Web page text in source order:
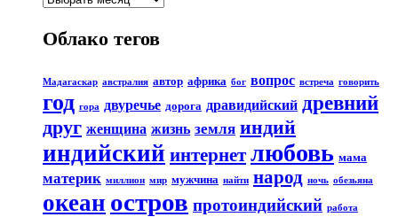
Облако тегов
Мадагаскар австралия автор африка бог вопрос встреча говорить
год гора двуречье дорога дравидийский древний
друг женщина жизнь земля индий
индийский интернет любовь мама
материк миллион мир мужчина найти народ ночь обезьяна
океан остров протоиндийский работа